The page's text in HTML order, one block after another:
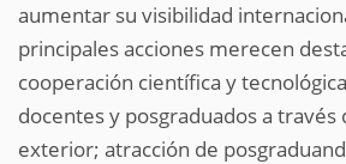
aumentar su visibilidad
principales acciones merecen
cooperación científica y
docentes y posgraduados a través
exterior; atracción de